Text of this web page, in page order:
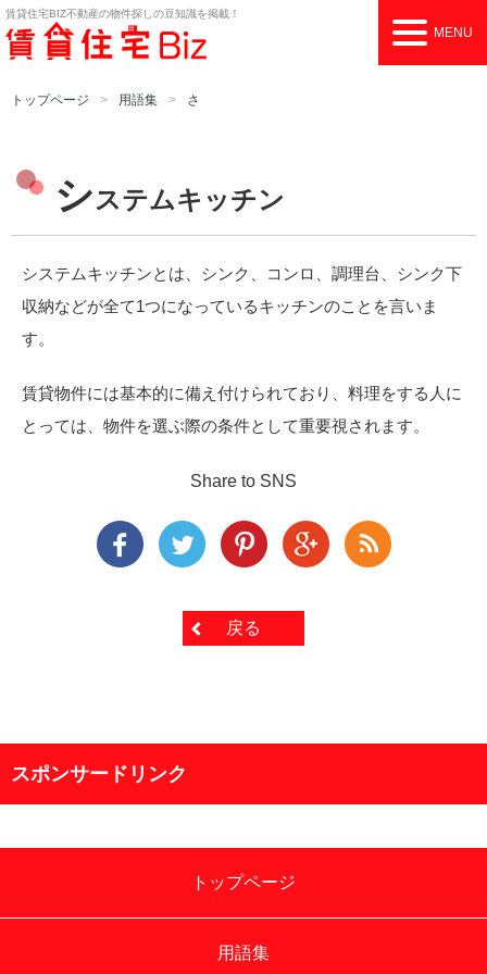
賃貸住宅BIZ不動産の物件探しの豆知識を掲載！
MENU
トップページ 用語集 さ
システムキッチン
システムキッチンとは、シンク、コンロ、調理台、シンク下
収納などが全て1つになっているキッチンのことを言いま
す。
賃貸物件には基本的に備え付けられており、料理をする人に
とっては、物件を選ぶ際の条件として重要視されます。
Share to SNS
戻る
スポンサードリンク
トップページ
用語集